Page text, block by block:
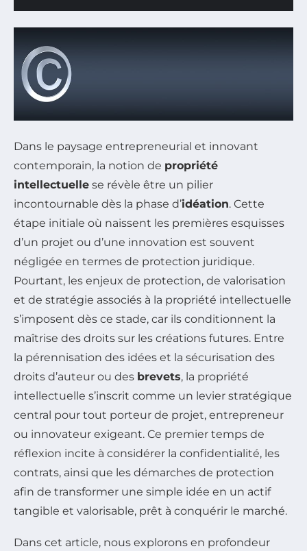
Dans le paysage entrepreneurial et innovant
contemporain, la notion de propriété
intellectuelle se révèle être un pilier
incontournable dès la phase d’idéation. Cette
étape initiale où naissent les premières esquisses
d’un projet ou d’une innovation est souvent
négligée en termes de protection juridique.
Pourtant, les enjeux de protection, de valorisation
et de stratégie associés à la propriété intellectuelle
s’imposent dès ce stade, car ils conditionnent la
maîtrise des droits sur les créations futures. Entre
la pérennisation des idées et la sécurisation des
droits d’auteur ou des brevets, la propriété
intellectuelle s’inscrit comme un levier stratégique
central pour tout porteur de projet, entrepreneur
ou innovateur exigeant. Ce premier temps de
réflexion incite à considérer la confidentialité, les
contrats, ainsi que les démarches de protection
afin de transformer une simple idée en un actif
tangible et valorisable, prêt à conquérir le marché.
Dans cet article, nous explorons en profondeur